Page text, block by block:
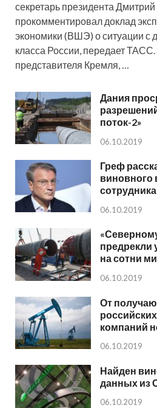
секретарь президента
прокомментировал доклад
экономики (ВШЭ) о ситуации с
класса России, передает
представителя Кремля, …
Дания
поток-2»
06.10.2019
Греф
виновного
сотрудника
06.10.2019
предрекли
на сотни
06.10.2019
От
компаний
06.10.2019
Найден
данных из
06.10.2019